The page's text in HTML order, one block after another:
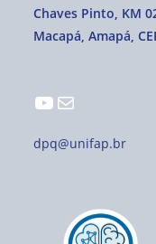
Chaves Pinto, KM
Macapá, Amapá,
dpq@unifap.br